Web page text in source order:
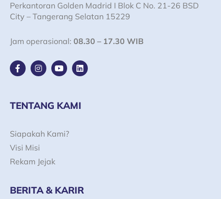
Perkantoran Golden Madrid I Blok C No. 21-26 BSD
City – Tangerang Selatan 15229
Jam operasional: 08.30 – 17.30 WIB
F
a
o
o
f
I
n
g
r
Y
o
b
e
L
i
d
i
TENTANG KAMI
Siapakah Kami?
Visi Misi
Rekam Jejak
BERITA & KARIR